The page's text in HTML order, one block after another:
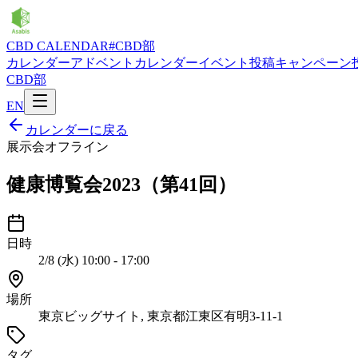
CBD CALENDAR#CBD部
カレンダーアドベントカレンダーイベント投稿キャンペーン
CBD部
EN
カレンダーに戻る
展示会オフライン
健康博覧会2023（第41回）
日時
2/8 (水) 10:00 - 17:00
場所
東京ビッグサイト, 東京都江東区有明3-11-1
タグ